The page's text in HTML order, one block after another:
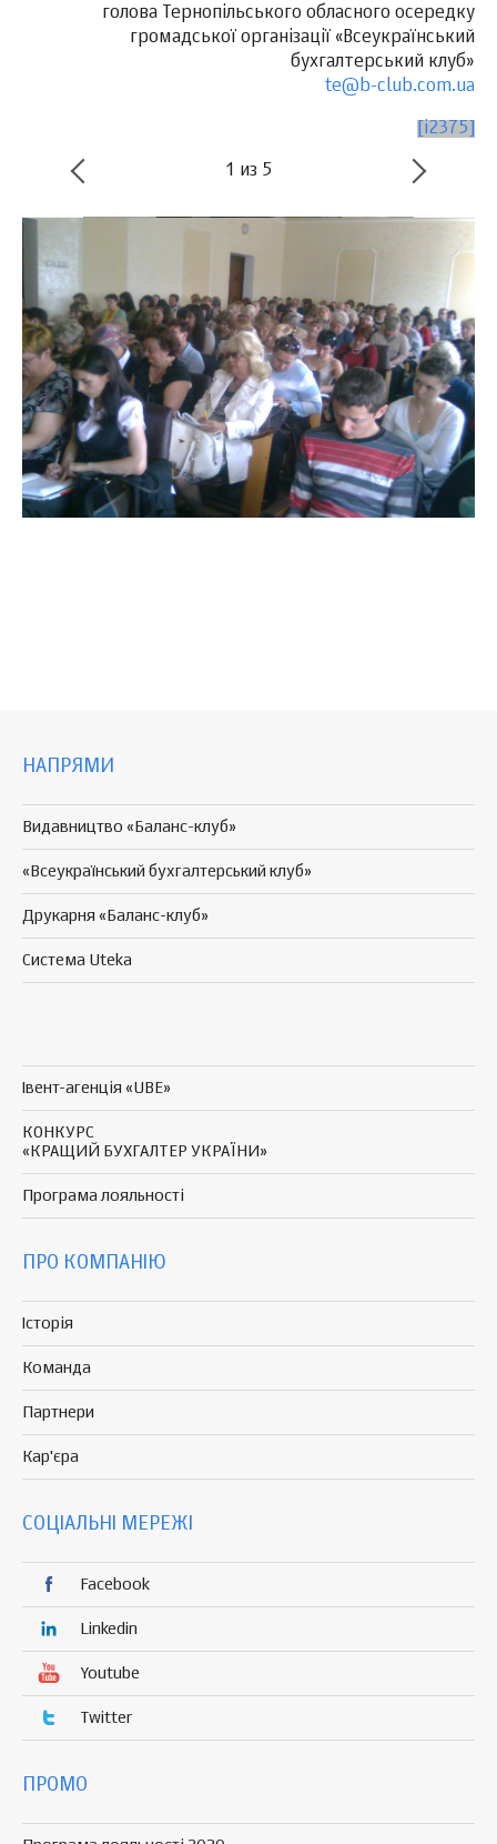
голова Тернопільського обласного осередку
громадської організації «Всеукраїнський
бухгалтерський клуб»
te@b-club.com.ua
[i2375]
1 из 5
НАПРЯМИ
Видавництво «Баланс-клуб»
«Всеукраїнський бухгалтерський клуб»
Друкарня «Баланс-клуб»
Система Uteka
Івент-агенція «UBE»
КОНКУРС
«КРАЩИЙ БУХГАЛТЕР УКРАЇНИ»
Програма лояльності
ПРО КОМПАНІЮ
Історія
Команда
Партнери
Кар'єра
СОЦІАЛЬНІ МЕРЕЖІ
Facebook
Linkedin
Youtube
Twitter
ПРОМО